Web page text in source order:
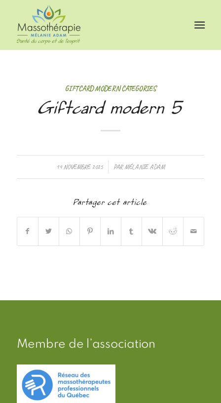
GIFTCARD MODERN CATEGORIES
Giftcard modern 5
14 NOVEMBRE 2025
/ PARMÉLANIE ADAM
Partager cet article
Membre de l’association